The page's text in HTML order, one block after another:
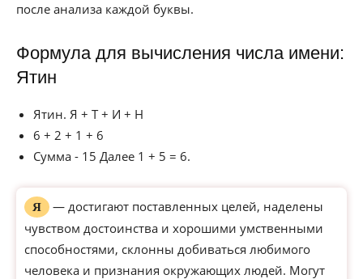
после анализа каждой буквы.
Формула для вычисления числа имени:
Ятин
Ятин. Я + Т + И + Н
6 + 2 + 1 + 6
Сумма - 15 Далее 1 + 5 = 6.
Я
— достигают поставленных целей, наделены
чувством достоинства и хорошими умственными
способностями, склонны добиваться любимого
человека и признания окружающих людей. Могут